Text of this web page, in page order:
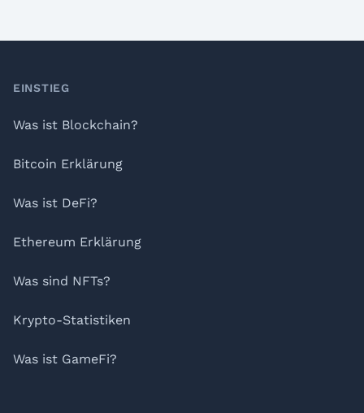
Footer
EINSTIEG
Was ist Blockchain?
Bitcoin Erklärung
Was ist DeFi?
Ethereum Erklärung
Was sind NFTs?
Krypto-Statistiken
Was ist GameFi?